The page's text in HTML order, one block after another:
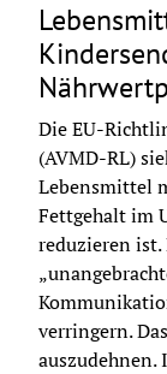
Die EU-
(AVMD-RL)
Lebensmittel
Fettgehalt im
reduzieren
verringern.
auszudehnen.